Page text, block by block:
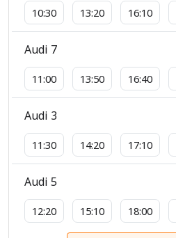
10:30 13:20 16:10
Audi 7
11:00 13:50 16:40
Audi 3
11:30 14:20 17:10
Audi 5
12:20 15:10 18:00